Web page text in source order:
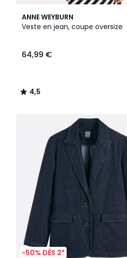
ANNE WEYBURN
Veste en jean, coupe oversize
64,99 €
4,5
/ 5
2
Couleurs
4,5
/
-50% DÈS 2*